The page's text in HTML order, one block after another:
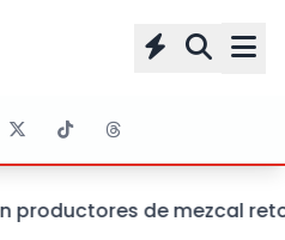
productores de mezcal